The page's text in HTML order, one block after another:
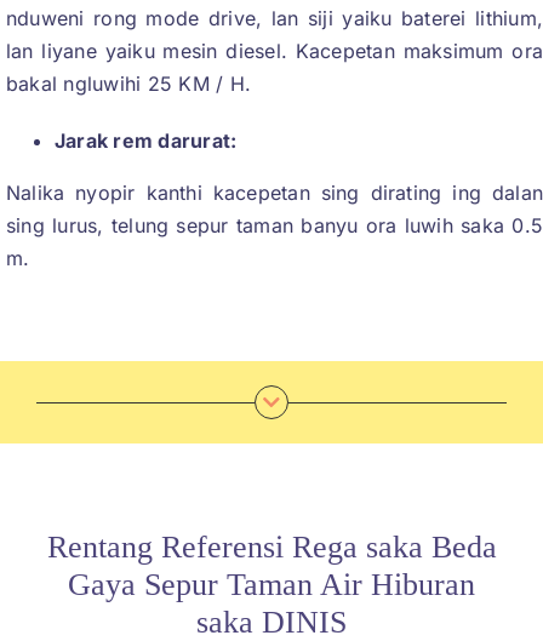
nduweni rong mode drive, lan siji yaiku baterei lithium,
lan liyane yaiku mesin diesel. Kacepetan maksimum ora
bakal ngluwihi 25 KM / H.
Jarak rem darurat:
Nalika nyopir kanthi kacepetan sing dirating ing dalan
sing lurus, telung sepur taman banyu ora luwih saka 0.5
m.
Rentang Referensi Rega saka Beda
Gaya Sepur Taman Air Hiburan
saka DINIS